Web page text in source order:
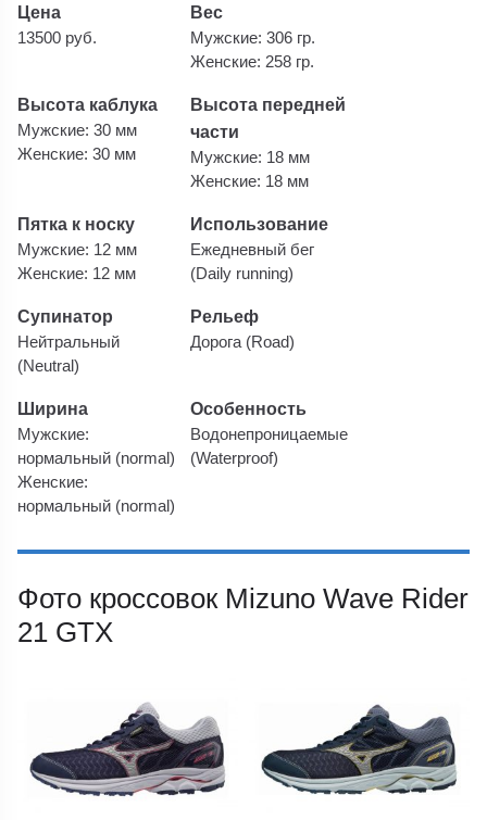
Цена
13500 руб.
Вес
Мужские: 306 гр.
Женские: 258 гр.
Высота каблука
Мужские: 30 мм
Женские: 30 мм
Высота передней
части
Мужские: 18 мм
Женские: 18 мм
Пятка к носку
Мужские: 12 мм
Женские: 12 мм
Использование
Ежедневный бег
(Daily running)
Супинатор
Нейтральный
(Neutral)
Рельеф
Дорога (Road)
Ширина
Мужские:
нормальный (normal)
Женские:
нормальный (normal)
Особенность
Водонепроницаемые
(Waterproof)
Фото кроссовок Mizuno Wave Rider
21 GTX